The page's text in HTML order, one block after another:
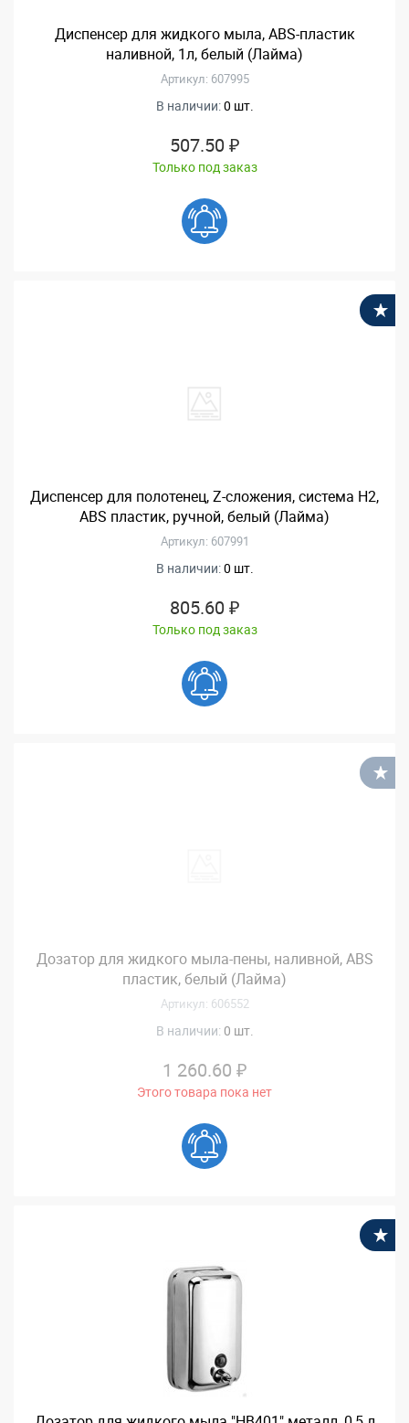
Диспенсер для жидкого мыла, ABS-пластик
наливной, 1л, белый (Лайма)
Артикул: 607995
В наличии:0 шт.
507.50 ₽
Только под заказ
Диспенсер для полотенец, Z-сложения, система H2,
ABS пластик, ручной, белый (Лайма)
Артикул: 607991
В наличии:0 шт.
805.60 ₽
Только под заказ
Дозатор для жидкого мыла-пены, наливной, ABS
пластик, белый (Лайма)
Артикул: 606552
В наличии: 0 шт.
1 260.60 ₽
Этого товара пока нет